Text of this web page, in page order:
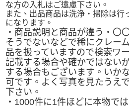
な方の入札はご遠慮下さい。
また、出品商品は洗浄・掃除は行
になります。
・商品説明と商品が違う・〇
そうでないなどで稀にクレー
品を扱っていますので検索ワ
記載する場合や確かではない
する場合もございます。いか
可です。よく写真を見たうえ
下さい。
・ 1000件に1件ほどに本物で